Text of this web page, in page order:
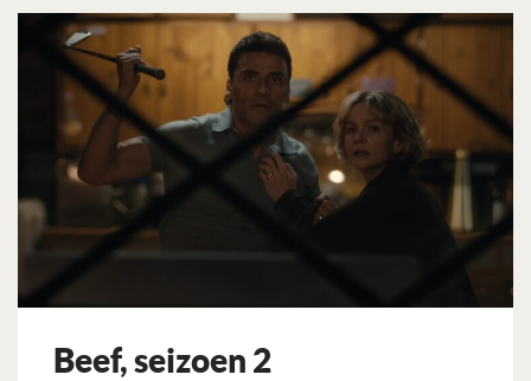
Beef, seizoen 2